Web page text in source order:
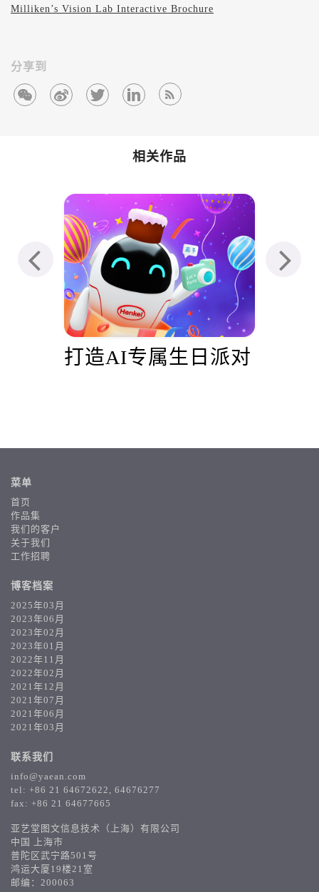
Milliken’s Vision Lab Interactive Brochure
分享到
相关作品
打造AI专属生日派对
菜单
首页
作品集
我们的客户
关于我们
工作招聘
博客档案
2025年03月
2023年06月
2023年02月
2023年01月
2022年11月
2022年02月
2021年12月
2021年07月
2021年06月
2021年03月
联系我们
info@yaean.com
tel: +86 21 64672622, 64676277
fax: +86 21 64677665
亚艺堂图文信息技术（上海）有限公司
中国 上海市
普陀区武宁路501号
鸿运大厦19楼21室
邮编：200063